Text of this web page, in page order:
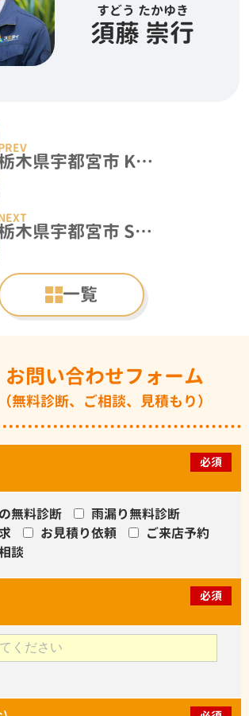
すどう たかゆき
須藤 崇行
栃木県宇都宮市 K様邸 屋根外壁塗装工事
一覧
栃木県宇都宮市 S様邸 屋根外壁塗装工事
お問い合わせフォーム
（無料診断、ご相談、見積もり）
必須
無料診断
雨漏り無料診断
お見積り依頼
ご来店予約
談
必須